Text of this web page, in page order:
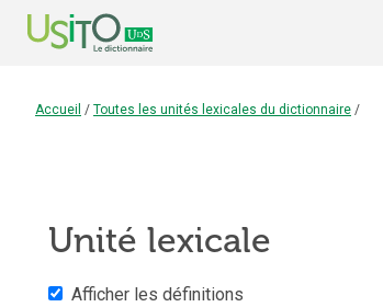
Accueil / Toutes les unités lexicales du dictionnaire /
Unité lexicale
Afficher les définitions